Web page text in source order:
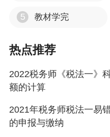
5 教材学完
热点推荐
2022税务师《税法一》
额的计算
2021年税务师税法一易
的申报与缴纳